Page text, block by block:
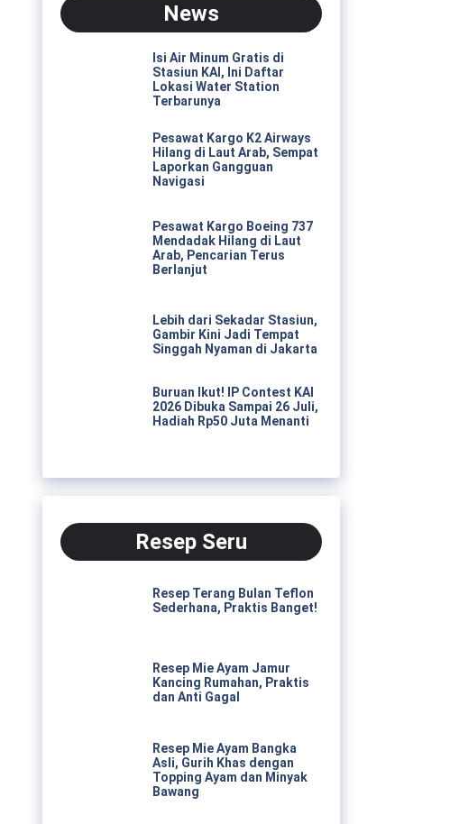
News
Isi Air Minum Gratis di
Stasiun KAI, Ini Daftar
Lokasi Water Station
Terbarunya
Pesawat Kargo K2 Airways
Hilang di Laut Arab, Sempat
Laporkan Gangguan
Navigasi
Pesawat Kargo Boeing 737
Mendadak Hilang di Laut
Arab, Pencarian Terus
Berlanjut
Lebih dari Sekadar Stasiun,
Gambir Kini Jadi Tempat
Singgah Nyaman di Jakarta
Buruan Ikut! IP Contest KAI
2026 Dibuka Sampai 26 Juli,
Hadiah Rp50 Juta Menanti
Resep Seru
Resep Terang Bulan Teflon
Sederhana, Praktis Banget!
Resep Mie Ayam Jamur
Kancing Rumahan, Praktis
dan Anti Gagal
Resep Mie Ayam Bangka
Asli, Gurih Khas dengan
Topping Ayam dan Minyak
Bawang